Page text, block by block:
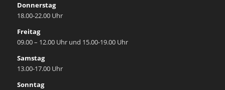
Donnerstag
18.00-22.00 Uhr
Freitag
09.00 – 12.00 Uhr und 15.00-19.00 Uhr
Samstag
13.00-17.00 Uhr
Sonntag